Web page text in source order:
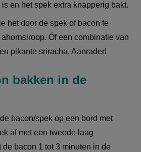
en het spek extra knapperig bakt.
het door de spek of bacon te
Óf een combinatie van
pikante sriracha. Aanrader!
bakken in de
bacon/spek op een bord met
af met een tweede laag
de bacon 1 tot 3 minuten in de